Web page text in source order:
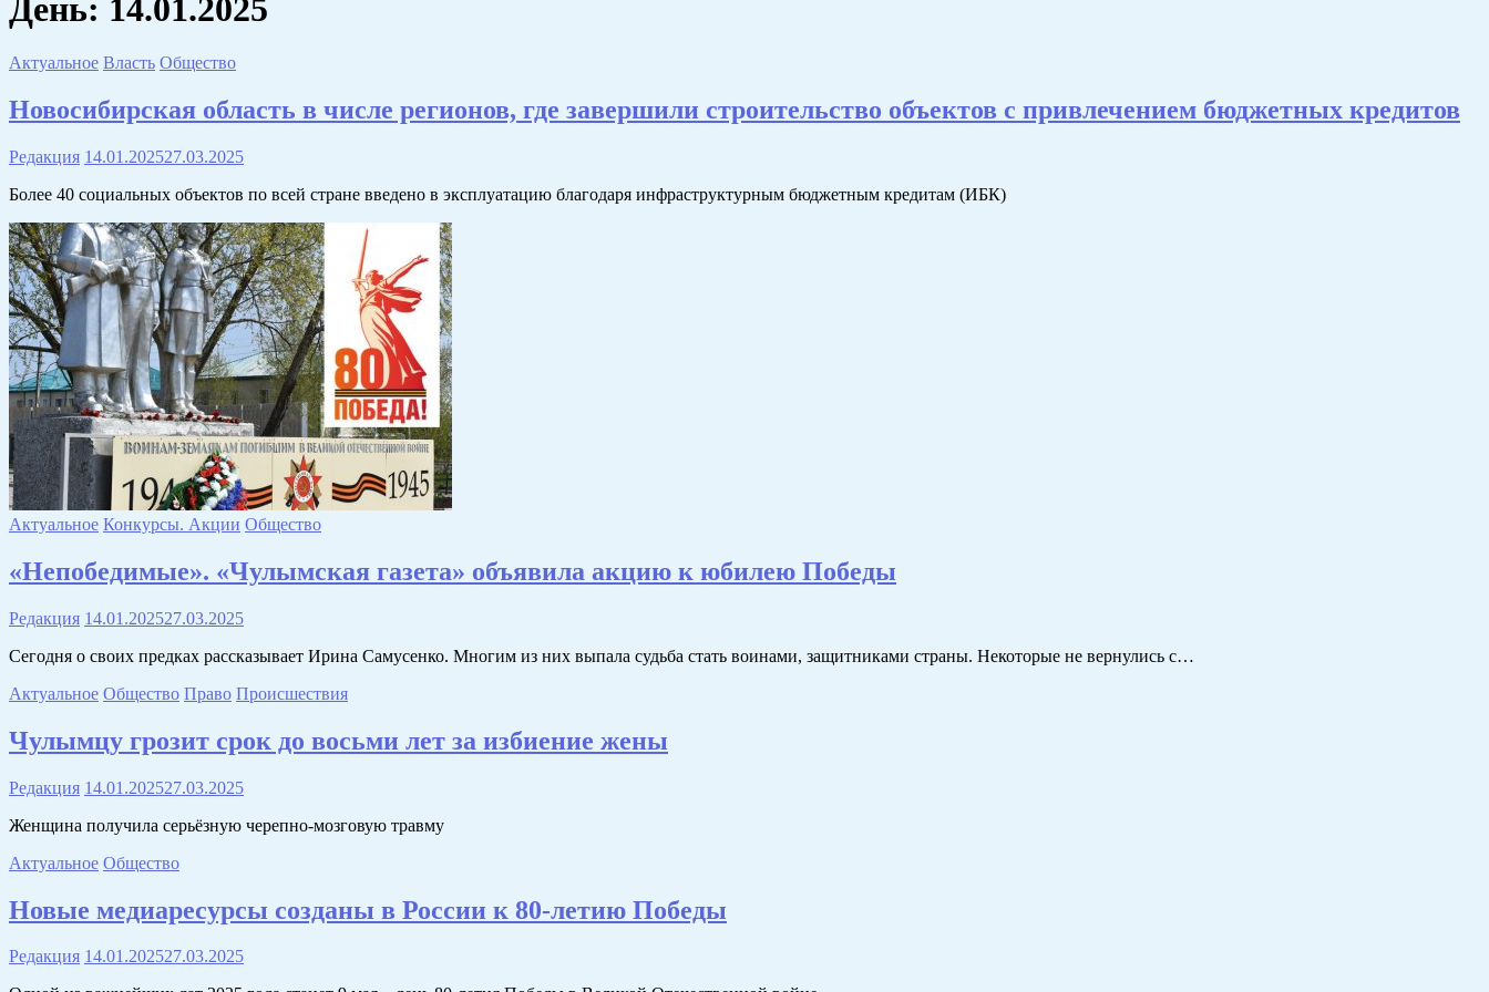
День: 14.01.2025
Актуальное Власть Общество
Новосибирская область в числе регионов, где завершили строительство объектов с привлечением бюджетных кредитов
Редакция 14.01.202527.03.2025
Более 40 социальных объектов по всей стране введено в эксплуатацию благодаря инфраструктурным бюджетным кредитам (ИБК)
Актуальное Конкурсы. Акции Общество
«Непобедимые». «Чулымская газета» объявила акцию к юбилею Победы
Редакция 14.01.202527.03.2025
Сегодня о своих предках рассказывает Ирина Самусенко. Многим из них выпала судьба стать воинами, защитниками страны. Некоторые не вернулись с…
Актуальное Общество Право Происшествия
Чулымцу грозит срок до восьми лет за избиение жены
Редакция 14.01.202527.03.2025
Женщина получила серьёзную черепно-мозговую травму
Актуальное Общество
Новые медиаресурсы созданы в России к 80-летию Победы
Редакция 14.01.202527.03.2025